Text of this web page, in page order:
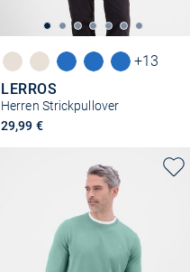
+13
LERROS
Herren Strickpullover
29,99 €